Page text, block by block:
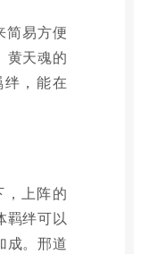
简易方便
黄天魂的
，能在
上阵的
羁绊可以
成。邢道